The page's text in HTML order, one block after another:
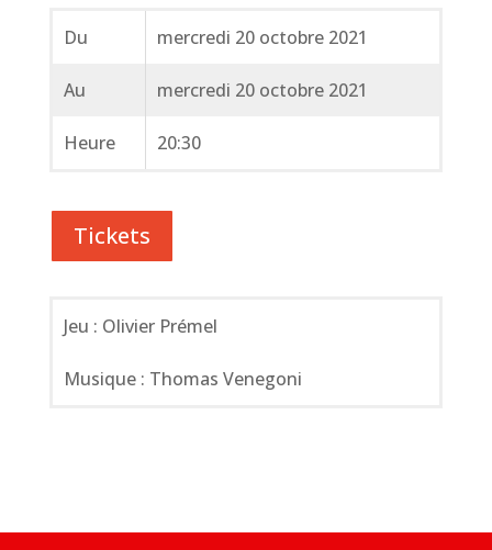
Du mercredi 20 octobre 2021
Au mercredi 20 octobre 2021
Heure 20:30
Tickets
Jeu : Olivier Prémel
Musique : Thomas Venegoni